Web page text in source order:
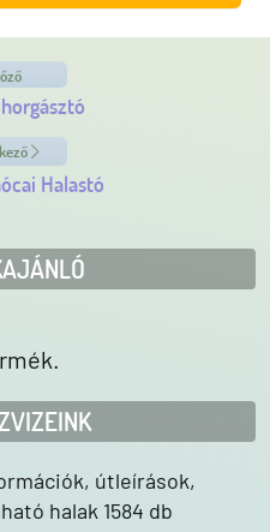
Halastó
útleírások,
halak 1584 db